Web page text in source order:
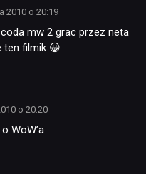
2010 o 20:19
mw 2 grac przez neta
ten filmik 😀
o 20:20
WoW’a